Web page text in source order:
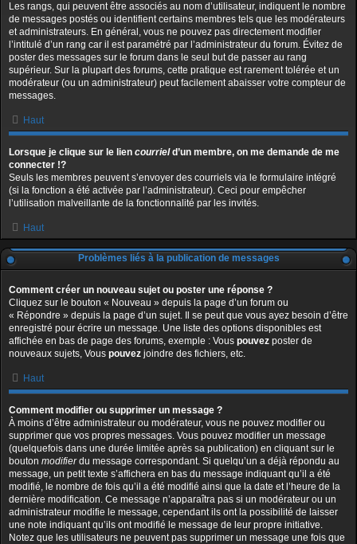
Les rangs, qui peuvent être associés au nom d’utilisateur, indiquent le nombre
de messages postés ou identifient certains membres tels que les modérateurs
et administrateurs. En général, vous ne pouvez pas directement modifier
l’intitulé d’un rang car il est paramétré par l’administrateur du forum. Évitez de
poster des messages sur le forum dans le seul but de passer au rang
supérieur. Sur la plupart des forums, cette pratique est rarement tolérée et un
modérateur (ou un administrateur) peut facilement abaisser votre compteur de
messages.
Haut
Lorsque je clique sur le lien courrield’un membre, on me demande de me
connecter !?
Seuls les membres peuvent s’envoyer des courriels via le formulaire intégré
(si la fonction a été activée par l’administrateur). Ceci pour empêcher
l’utilisation malveillante de la fonctionnalité par les invités.
Haut
Problèmes liés à la publication de messages
Comment créer un nouveau sujet ou poster une réponse ?
Cliquez sur le bouton « Nouveau » depuis la page d’un forum ou
« Répondre » depuis la page d’un sujet. Il se peut que vous ayez besoin d’être
enregistré pour écrire un message. Une liste des options disponibles est
affichée en bas de page des forums, exemple : Vous pouvez poster de
nouveaux sujets, Vous pouvez joindre des fichiers, etc.
Haut
Comment modifier ou supprimer un message ?
À moins d’être administrateur ou modérateur, vous ne pouvez modifier ou
supprimer que vos propres messages. Vous pouvez modifier un message
(quelquefois dans une durée limitée après sa publication) en cliquant sur le
bouton modifierdu message correspondant. Si quelqu’un a déjà répondu au
message, un petit texte s’affichera en bas du message indiquant qu’il a été
modifié, le nombre de fois qu’il a été modifié ainsi que la date et l’heure de la
dernière modification. Ce message n’apparaîtra pas si un modérateur ou un
administrateur modifie le message, cependant ils ont la possibilité de laisser
une note indiquant qu’ils ont modifié le message de leur propre initiative.
Notez que les utilisateurs ne peuvent pas supprimer un message une fois que